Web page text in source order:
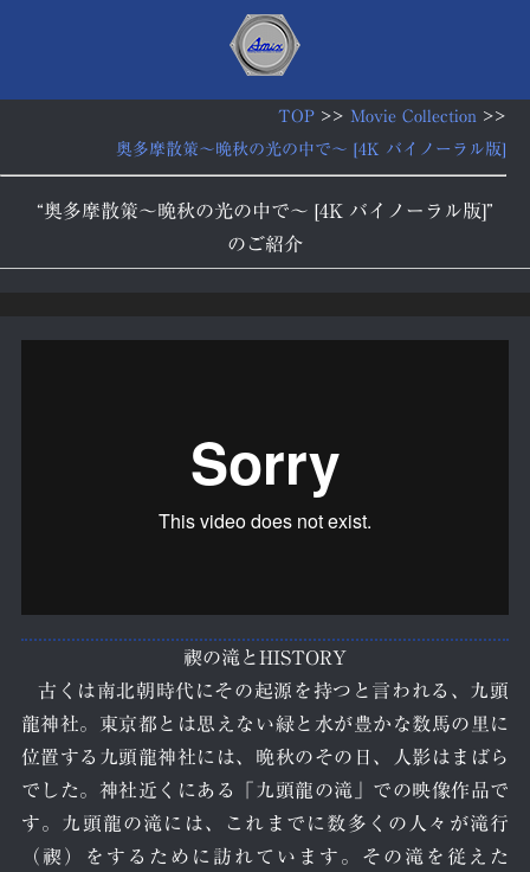
TOP >> Movie Collection >>
奥多摩散策〜晩秋の光の中で〜 [4K バイノーラル版]
“奥多摩散策〜晩秋の光の中で〜 [4K バイノーラル版]”
のご紹介
禊の滝とHISTORY
古くは南北朝時代にその起源を持つと言われる、九頭
龍神社。東京都とは思えない緑と水が豊かな数馬の里に
位置する九頭龍神社には、晩秋のその日、人影はまばら
でした。神社近くにある「九頭龍の滝」での映像作品で
す。九頭龍の滝には、これまでに数多くの人々が滝行
（禊）をするために訪れています。その滝を従えた